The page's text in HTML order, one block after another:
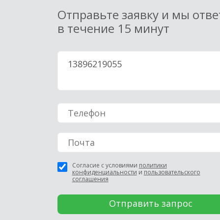
Отправьте заявку и мы
в течение 15 минут
Согласие с условиями политики
конфиденциальности и пользовательского
соглашения